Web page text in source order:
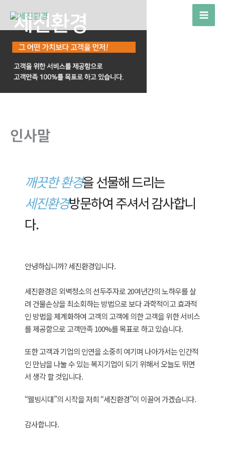
츠
인사말
깨끗한 환경을 선물해 드리는
세진환경방문하여 주셔서 감사합니
다.
안녕하십니까? 세진환경입니다.
세진환경은 외벽청소의 선두주자로 20여년간의 노하우를 살
려 건물손상을 최소회하는 방법으로 보다 과학적이고 효과적
인 방법을 체계화하여 고객의 고객에 의한 고객을 위한 서비스
를 제공함으로 고객만족 100%를 목표로 하고 있습니다.
또한 고객과 기업의 인연을 소중히 여기며 나아가서는 인간적
인 만남을 나눌 수 있는 복지기업이 되기 위해서 오늘도 뛰면
서 생각 할 것입니다.
“웰빙시대”의 시작을 저희 “세진환경”이 이끌어 가겠습니다.
감사합니다.